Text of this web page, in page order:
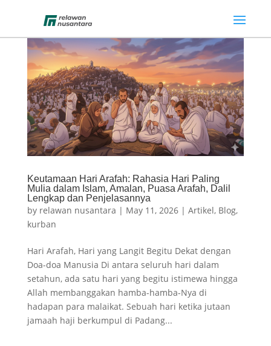
Keutamaan Hari Arafah: Rahasia Hari Paling
Mulia dalam Islam, Amalan, Puasa Arafah, Dalil
Lengkap dan Penjelasannya
by relawan nusantara | May 11, 2026| Artikel, Blog,
kurban
Hari Arafah, Hari yang Langit Begitu Dekat dengan
Doa-doa Manusia Di antara seluruh hari dalam
setahun, ada satu hari yang begitu istimewa hingga
Allah membanggakan hamba-hamba-Nya di
hadapan para malaikat. Sebuah hari ketika jutaan
jamaah haji berkumpul di Padang...